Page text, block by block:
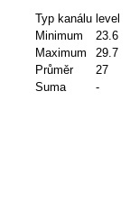
Typ kanálu level
Minimum
23.6
Maximum
29.7
Průměr
27
Suma
-